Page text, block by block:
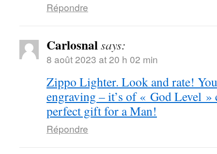
Répondre
Carlosnalsays:
8 août 2023 at 20 h 02 min
Zippo Lighter. Look and rate!
engraving – it’s of « God Level
perfect gift for a Man!
Répondre